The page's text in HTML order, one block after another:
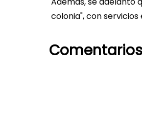
colonia", con
Comentarios